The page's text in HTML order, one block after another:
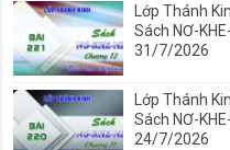
Lớp Thánh
Sách NƠ-
31/7/2026
Lớp Thánh
Sách NƠ-
24/7/2026